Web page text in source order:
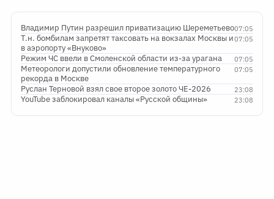
07:05
Владимир Путин разрешил приватизацию Шереметьево
07:05
Т.н. бомбилам запретят таксовать на вокзалах Москвы и
в аэропорту «Внуково»
07:05
Режим ЧС ввели в Смоленской области из-за урагана
07:05
Метеорологи допустили обновление температурного
рекорда в Москве
23:08
Руслан Терновой взял свое второе золото ЧЕ-2026
23:08
YouTube заблокировал каналы «Русской общины»